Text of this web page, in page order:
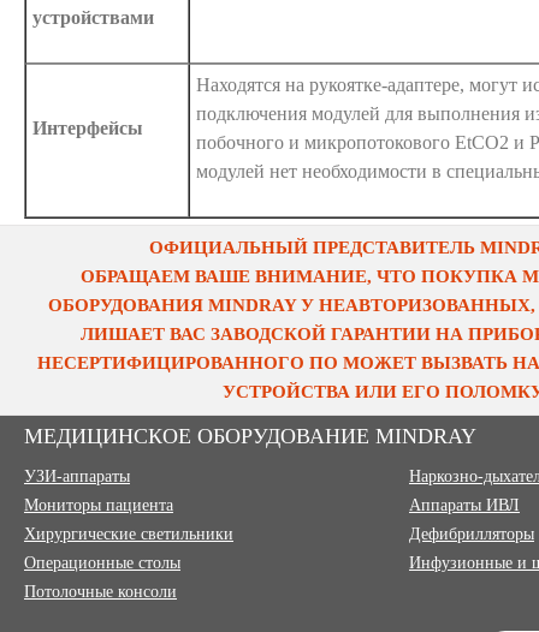
устройствами
Интерфейсы
Находятся на рукоятке-адаптере, могут
подключения модулей для выполнения
побочного и микропотокового EtCO2 и
модулей нет необходимости в
ОФИЦИАЛЬНЫЙ ПРЕДСТАВИТЕЛЬ
ОБРАЩАЕМ ВАШЕ ВНИМАНИЕ, ЧТО ПОКУПКА
ОБОРУДОВАНИЯ MINDRAY У
ЛИШАЕТ ВАС ЗАВОДСКОЙ ГАРАНТИИ НА
НЕСЕРТИФИЦИРОВАННОГО ПО МОЖЕТ ВЫЗВАТЬ
УСТРОЙСТВА ИЛИ ЕГО
МЕДИЦИНСКОЕ ОБОРУДОВАНИЕ MINDRAY
УЗИ-аппараты
Мониторы пациента
Хирургические светильники
Операционные столы
Потолочные консоли
Наркозно-
Аппараты ИВЛ
Дефибрилляторы
Инфузионные и